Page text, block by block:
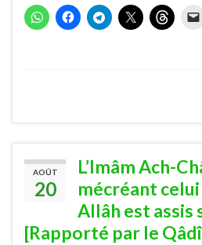
AOÛT
20
L’Imâm Ach-
mécréant
Allâh est assis
[Rapporté par le